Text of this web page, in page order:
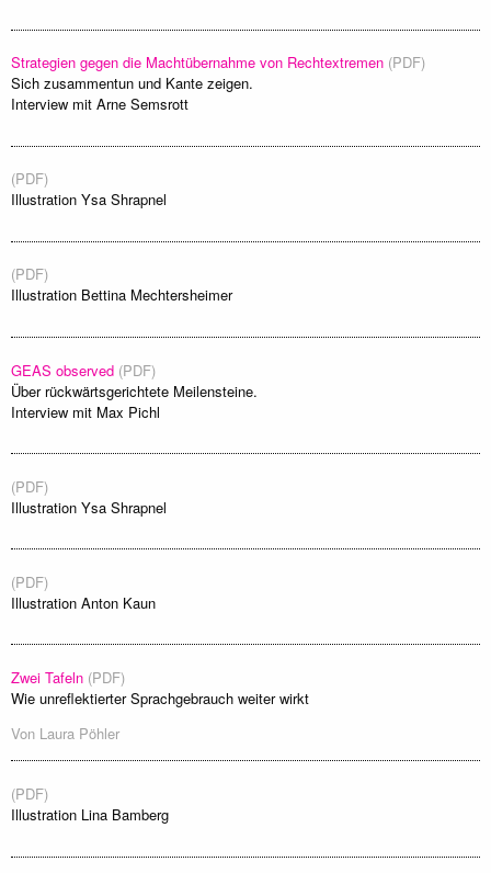
Strategien gegen die Machtübernahme von Rechtextremen (PDF)
Sich zusammentun und Kante zeigen.
Interview mit Arne Semsrott
(PDF)
Illustration Ysa Shrapnel
(PDF)
Illustration Bettina Mechtersheimer
GEAS observed (PDF)
Über rückwärtsgerichtete Meilensteine.
Interview mit Max Pichl
(PDF)
Illustration Ysa Shrapnel
(PDF)
Illustration Anton Kaun
Zwei Tafeln (PDF)
Wie unreflektierter Sprachgebrauch weiter wirkt
Von Laura Pöhler
(PDF)
Illustration Lina Bamberg